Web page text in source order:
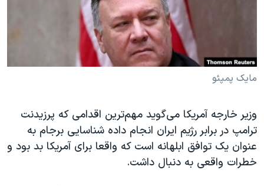
فرهنگ و زندگی
حقوق شهروندی
علم و فناوری
گالری عکس
آرشیو پخش زنده
انتخابات ریاست جمهوری آمریکا ۲۰۲۴
حمله جمهوری اسلامی به اسرائیل
رمز مهسا
اعتراضات زن، زندگی، آزادی
مجموعه مستندهای دادخواهی
تریبونال مردمی آبان ۹۸
مایک پمپئو
وزیر خارجه آمریکا می‌گوید مهم‌ترین اقدامی که پرزیدنت
ترامپ در برابر رژیم ایران انجام داده شناسایی برجام به
عنوان یک توافق ابلهانه است که واقعا برای آمریکا بد بود و
خطرات واقعی به دنبال داشت.